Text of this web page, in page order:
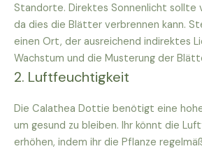
Standorte. Direktes Sonnenlicht sollte
da dies die Blätter verbrennen kann.
einen Ort, der ausreichend indirektes
Wachstum und die Musterung der
2. Luftfeuchtigkeit
Die Calathea Dottie benötigt eine
um gesund zu bleiben. Ihr könnt die
erhöhen, indem ihr die Pflanze